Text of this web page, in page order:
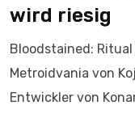
wird riesig
Bloodstained:
Metroidvania von
Entwickler von